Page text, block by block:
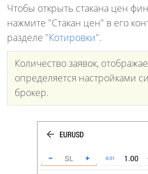
Чтобы открыть стакана цен
нажмите "Стакан цен" в его
разделе "Котировки".
Количество заявок,
определяется настройками
брокер.